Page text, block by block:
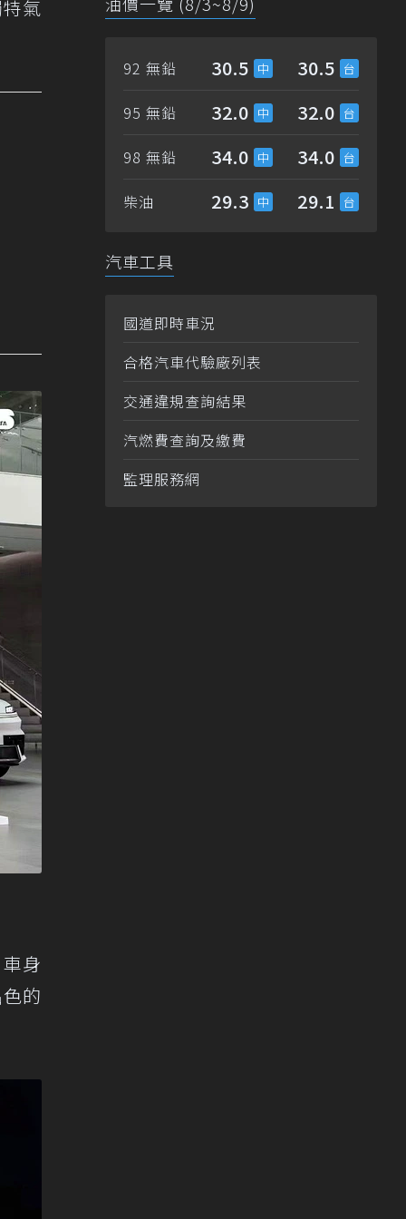
氣
身
的
92 無鉛 30.5 30.5
95 無鉛 32.0 32.0
98 無鉛 34.0 34.0
柴油 29.3 29.1
汽車工具
國道即時車況
合格汽車代驗廠列表
交通違規查詢結果
汽燃費查詢及繳費
監理服務網